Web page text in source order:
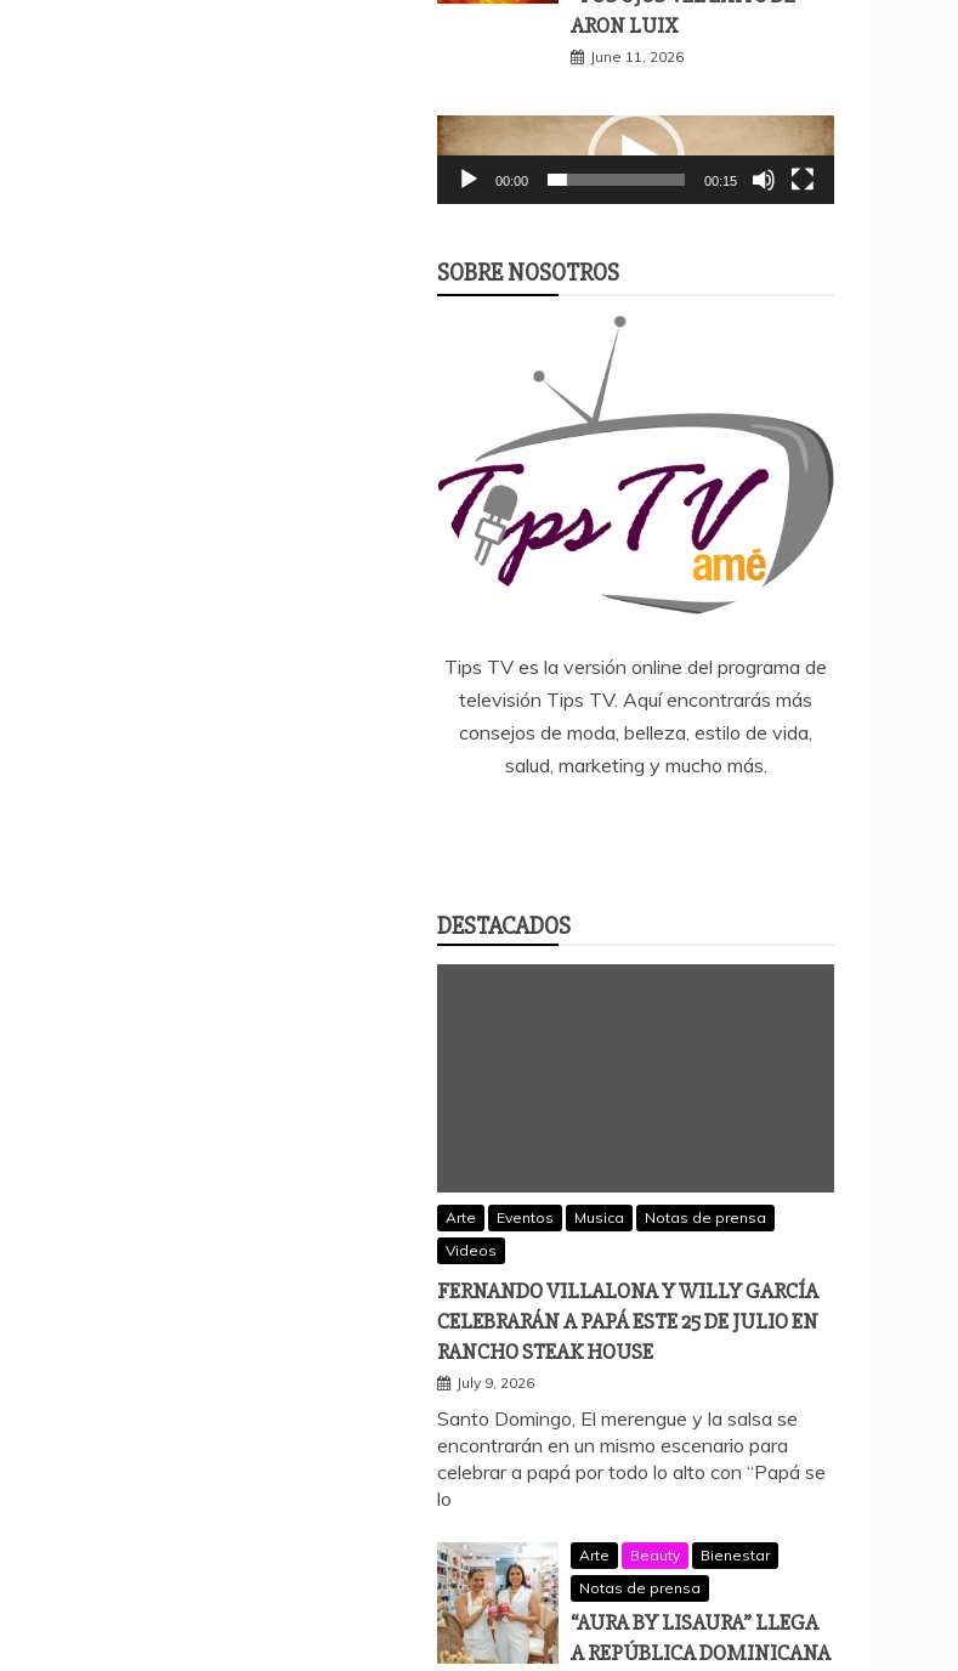
ARON LUIX
June 11, 2026
Video
Player
00:00 00:15
SOBRE NOSOTROS
Tips TV es la versión online del programa de
televisión Tips TV. Aquí encontrarás más
consejos de moda, belleza, estilo de vida,
salud, marketing y mucho más.
DESTACADOS
Arte Eventos Musica
Notas de prensa
Videos
FERNANDO VILLALONA Y WILLY GARCÍA
CELEBRARÁN A PAPÁ ESTE 25 DE JULIO EN
RANCHO STEAK HOUSE
July 9, 2026
Santo Domingo, El merengue y la salsa se
encontrarán en un mismo escenario para
celebrar a papá por todo lo alto con “Papá se
lo
Arte Beauty
Bienestar
Notas de prensa
“AURA BY LISAURA” LLEGA
A REPÚBLICA DOMINICANA